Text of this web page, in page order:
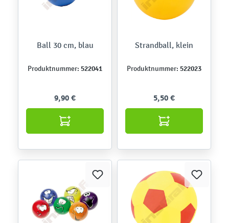
Ball 30 cm, blau
Produktnummer: 522041
9,90 €
Strandball, klein
Produktnummer: 522023
5,50 €